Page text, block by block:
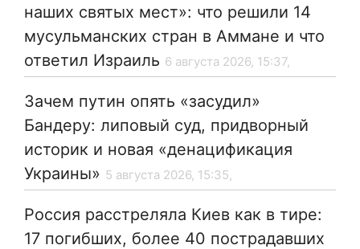
наших святых мест»: что решили 14
мусульманских стран в Аммане и что
ответил Израиль 6 августа 2026, 15:37,
Зачем путин опять «засудил»
Бандеру: липовый суд, придворный
историк и новая «денацификация
Украины» 5 августа 2026, 15:35,
Россия расстреляла Киев как в тире:
17 погибших, более 40 пострадавших